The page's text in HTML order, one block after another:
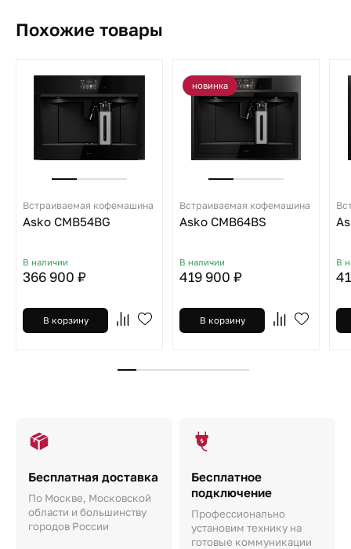
Похожие товары
Встраиваемая кофемашина
Asko CMB54BG
В наличии
366 900 ₽
В корзину
новинка
Встраиваемая кофемашина
Asko CMB64BS
В наличии
419 900 ₽
В корзину
В
Бесплатная доставка
По Москве, Московской
области и большинству
городов России
Бесплатное
подключение
Профессионально
установим технику на
готовые коммуникации